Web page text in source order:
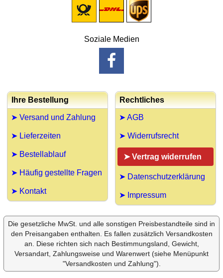
Soziale Medien
Ihre Bestellung
➤ Versand und Zahlung
➤ Lieferzeiten
➤ Bestellablauf
➤ Häufig gestellte Fragen
➤ Kontakt
Rechtliches
➤ AGB
➤ Widerrufsrecht
➤ Vertrag widerrufen
➤ Datenschutzerklärung
➤ Impressum
Die gesetzliche MwSt. und alle sonstigen Preisbestandteile sind in
den Preisangaben enthalten. Es fallen zusätzlich Versandkosten
an. Diese richten sich nach Bestimmungsland, Gewicht,
Versandart, Zahlungsweise und Warenwert (siehe Menüpunkt
"Versandkosten und Zahlung").